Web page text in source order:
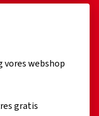
vores webshop
gratis